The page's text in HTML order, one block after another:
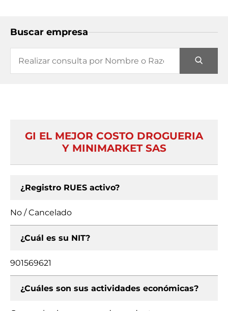
Buscar empresa
GI EL MEJOR COSTO DROGUERIA
Y MINIMARKET SAS
¿Registro RUES activo?
No / Cancelado
¿Cuál es su NIT?
901569621
¿Cuáles son sus actividades económicas?